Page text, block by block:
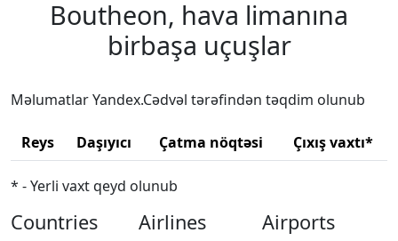
Boutheon, hava limanına
birbaşa uçuşlar
Məlumatlar Yandex.Cədvəl tərəfindən təqdim olunub
Reys Daşıyıcı Çatma nöqtəsi Çıxış vaxtı*
* - Yerli vaxt qeyd olunub
Countries Airlines Airports